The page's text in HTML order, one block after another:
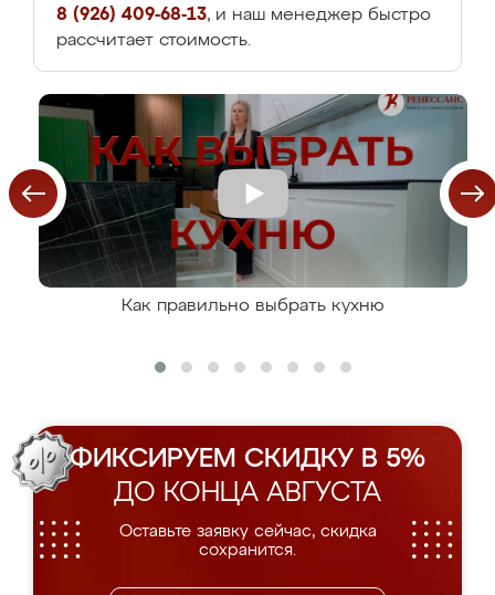
8 (926) 409-68-13, и наш менеджер быстро
рассчитает стоимость.
Как правильно выбрать кухню
ФИКСИРУЕМ СКИДКУ В 5%
ДО КОНЦА АВГУСТА
Оставьте заявку сейчас, скидка
сохранится.